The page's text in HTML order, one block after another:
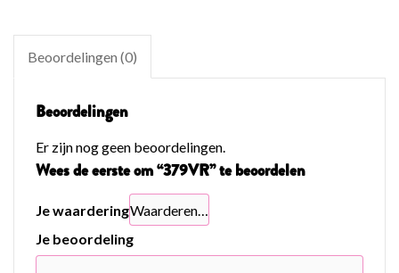
Beoordelingen (0)
Beoordelingen
Er zijn nog geen beoordelingen.
Wees de eerste om “379VR” te beoordelen
Je waardering
Je beoordeling